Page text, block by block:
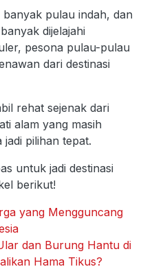
pulau indah, dan
dijelajahi
pesona pulau-pulau
dari destinasi
rehat sejenak dari
alam yang masih
pilihan tepat.
untuk jadi destinasi
berikut!
yang Mengguncang
dan Burung Hantu di
Hama Tikus?